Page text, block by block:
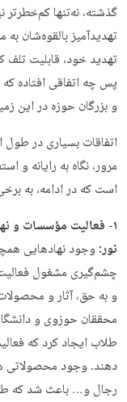
گذشته، نه‌تنها
تهدیدآمیز بالقوه‌شان
تهدید خود، قابلیت تلف
پس چه اتفاقی افتاده که
و بزرگان حوزه در این
اتفاقات بسیاری در
مرور، نگاه به رایانه و
است که در ادامه، به
۱- فعالیت مؤسسات و
نور: وجود نهادهایی
چشم‌گیری مشغول
و به حق، آثار و
محققان حوزوی و
طلاب ایجاد کرد که
دهند. وجود محصولاتی
رجال و… باعث شد که